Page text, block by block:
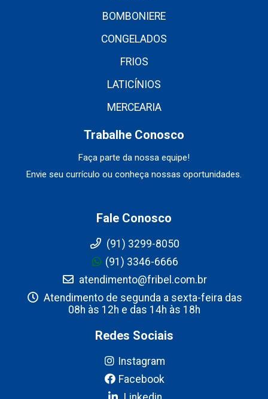
BOMBONIERE
CONGELADOS
FRIOS
LATICÍNIOS
MERCEARIA
Trabalhe Conosco
Faça parte da nossa equipe!
Envie seu currículo ou conheça nossas oportunidades.
Fale Conosco
(91) 3299-8050
(91) 3346-6666
atendimento@fribel.com.br
Atendimento de segunda a sexta-feira das
08h às 12h e das 14h às 18h
Redes Sociais
Instagram
Facebook